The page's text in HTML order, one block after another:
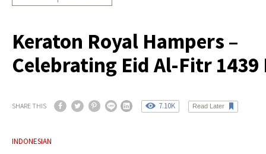
Keraton Royal Hampers –
Celebrating Eid Al-Fitr 1439
SHARE THIS 7.10K Read Later
INDONESIAN